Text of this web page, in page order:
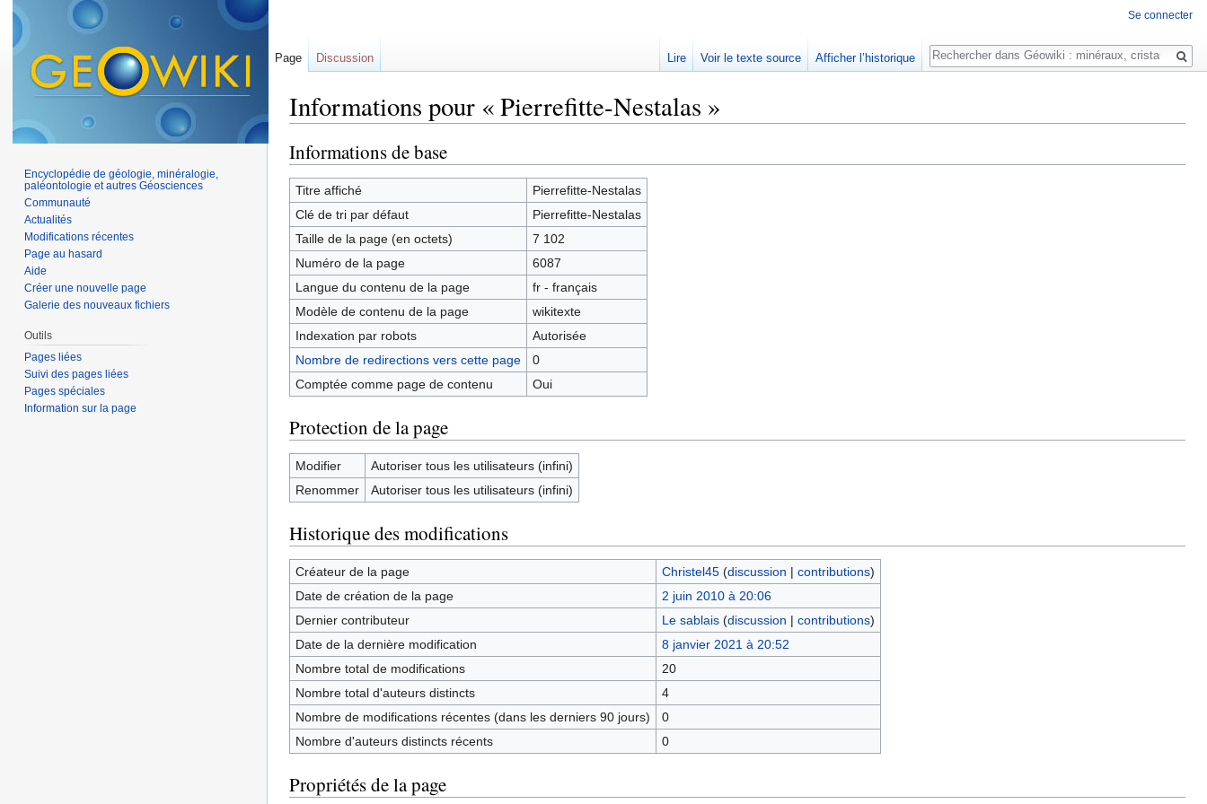
Informations pour « Pierrefitte-Nestalas »
Informations de base
Titre affiché
Pierrefitte-Nestalas
Clé de tri par défaut
Pierrefitte-Nestalas
Taille de la page (en octets)
7 102
Numéro de la page
6087
Langue du contenu de la page
fr - français
Modèle de contenu de la page
wikitexte
Indexation par robots
Autorisée
Nombre de redirections vers cette page
0
Comptée comme page de contenu
Oui
Protection de la page
Modifier
Autoriser tous les utilisateurs (infini)
Renommer
Autoriser tous les utilisateurs (infini)
Historique des modifications
Créateur de la page Christel45 (discussion | contributions)
Date de création de la page
2 juin 2010 à 20:06
Dernier contributeur
Le sablais (discussion | contributions)
Date de la dernière modification
8 janvier 2021 à 20:52
Nombre total de modifications
20
Nombre total d'auteurs distincts
4
Nombre de modifications récentes (dans les derniers 90 jours)
0
Nombre d'auteurs distincts récents
0
Propriétés de la page
Se connecter
Page Discussion Lire Voir le texte source Afficher l’historique
Rechercher
Encyclopédie de géologie, minéralogie,
paléontologie et autres Géosciences
Communauté
Actualités
Modifications récentes
Page au hasard
Aide
Créer une nouvelle page
Galerie des nouveaux fichiers
Outils
Pages liées
Suivi des pages liées
Pages spéciales
Information sur la page